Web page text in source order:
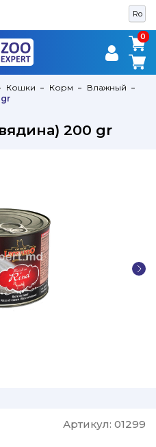
Ro
0
0
Кошки Корм
Влажный
200 gr
Артикул: 01299